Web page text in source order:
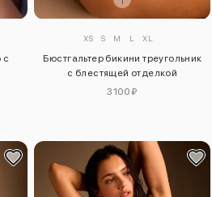
с
XS S M L XL
Бюстгальтер бикини треугольник
с блестящей отделкой
3100 ₽